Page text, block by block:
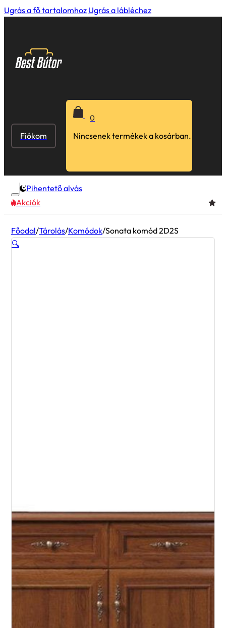
Ugrás a fő tartalomhoz Ugrás a lábléchez
Fiókom
0
Nincsenek termékek a kosárban.
Pihentető alvás
Akciók
Főodal/Tárolás/Komódok/Sonata komód 2D2S
🔍